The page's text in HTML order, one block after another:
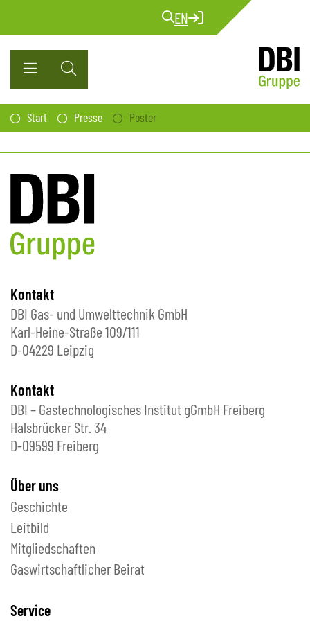
EN
Start Presse Poster
Kontakt
DBI Gas- und Umwelttechnik GmbH
Karl-Heine-Straße 109/111
D-04229 Leipzig
Kontakt
DBI – Gastechnologisches Institut gGmbH Freiberg
Halsbrücker Str. 34
D-09599 Freiberg
Über uns
Geschichte
Leitbild
Mitgliedschaften
Gaswirtschaftlicher Beirat
Service